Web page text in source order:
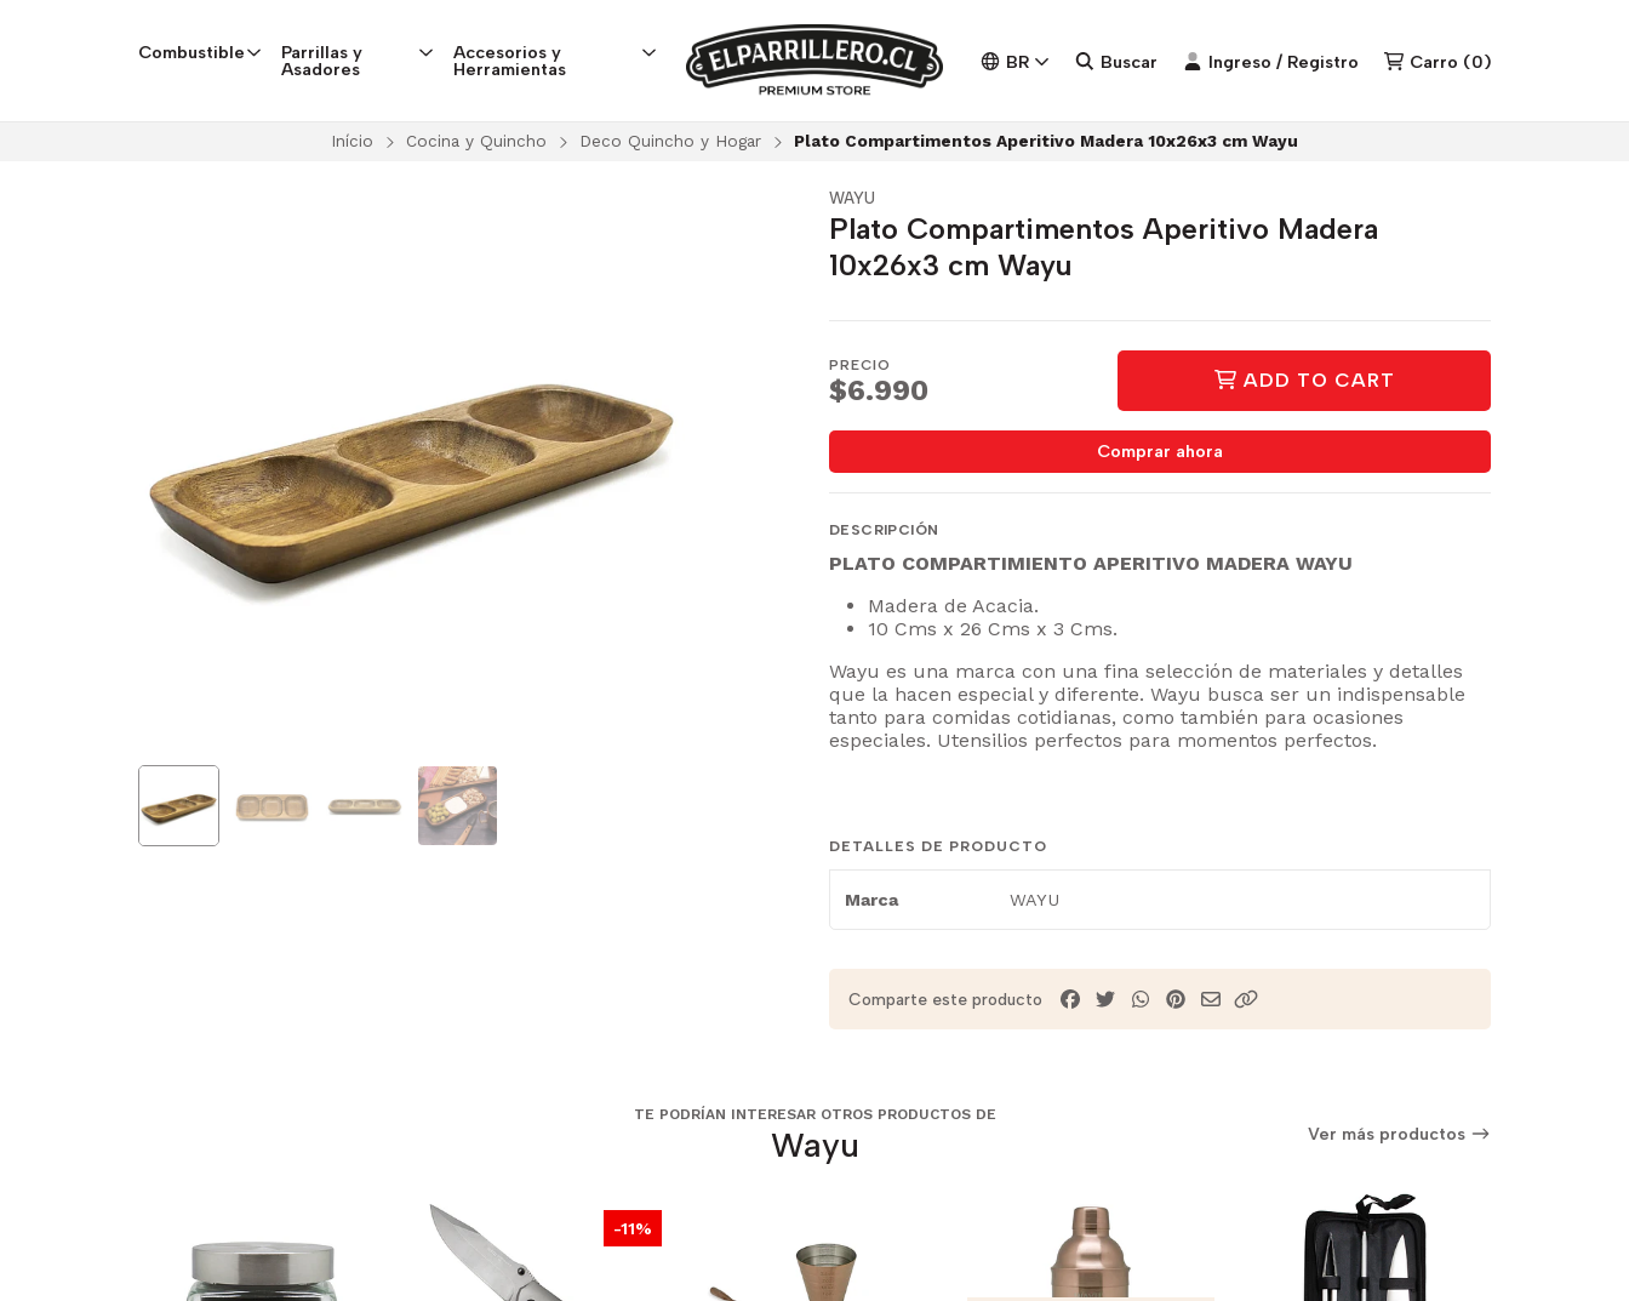
Combustible Parrillas y
Asadores
Accesorios y
Herramientas BR Buscar Ingreso / Registro Carro (0)
Início Cocina y Quincho Deco Quincho y Hogar Plato Compartimentos Aperitivo Madera 10x26x3 cm Wayu
WAYU
Plato Compartimentos Aperitivo Madera
10x26x3 cm Wayu
PRECIO
$6.990 ADD TO CART
Comprar ahora
DESCRIPCIÓN
PLATO COMPARTIMIENTO APERITIVO MADERA WAYU
Madera de Acacia.
10 Cms x 26 Cms x 3 Cms.
Wayu es una marca con una fina selección de materiales y detalles
que la hacen especial y diferente. Wayu busca ser un indispensable
tanto para comidas cotidianas, como también para ocasiones
especiales. Utensilios perfectos para momentos perfectos.
DETALLES DE PRODUCTO
Marca WAYU
Comparte este producto
TE PODRÍAN INTERESAR OTROS PRODUCTOS DE
Wayu Ver más productos
-11%